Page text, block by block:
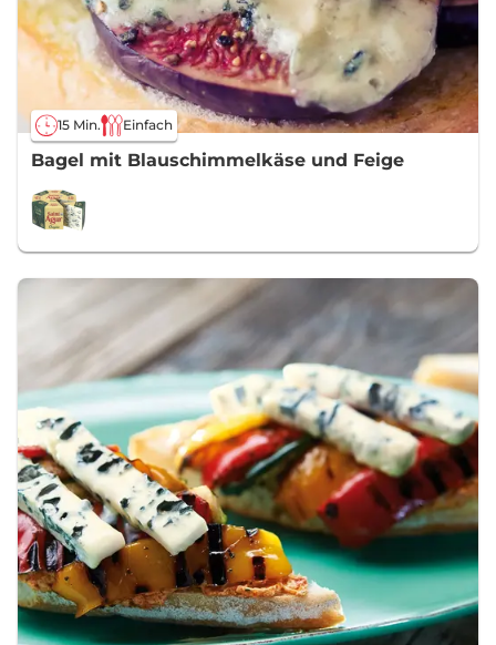
15 Min. Einfach
Bagel mit Blauschimmelkäse und Feige